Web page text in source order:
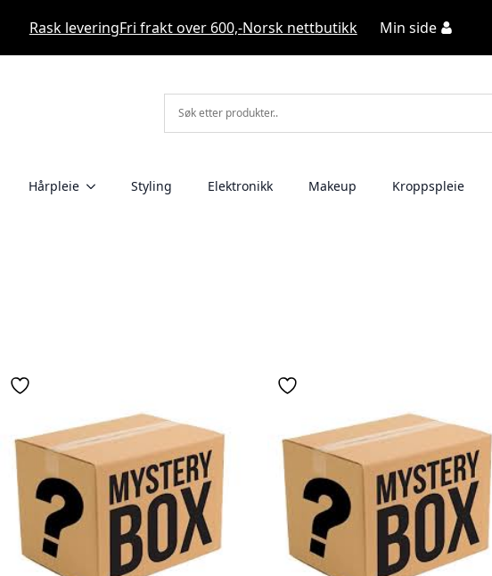
Rask leveringFri frakt over 600,-Norsk nettbutikk Min side
Hårpleie Styling Elektronikk Makeup Kroppspleie